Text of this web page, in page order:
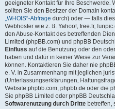
geeigneter Kontakt für Ihre Beschwerde.
sollten Sie den Besitzer der Domain
„WHOIS“-Abfrage durch) oder — falls
Webhoster wie z. B. Yahoo!, free.fr,
den Abuse-Kontakt des betreffenden
Limited (phpBB.com) und phpBB
Einfluss auf die Benutzung oder den
haben und dafür in keiner Weise zur
können. Kontaktieren Sie daher nie
e. V. in Zusammenhang mit jeglichen
(Unterlassungserklärungen,
Website phpbb.com, phpbb.de oder die
Sie phpBB Limited oder phpBB
Softwarenutzung durch Dritte betreffen,